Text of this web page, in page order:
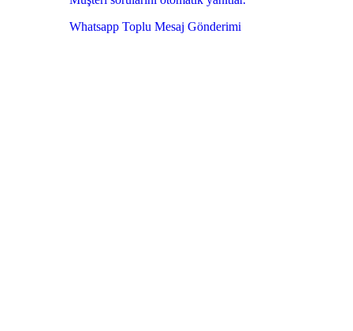
Whatsapp Toplu Mesaj Gönderimi